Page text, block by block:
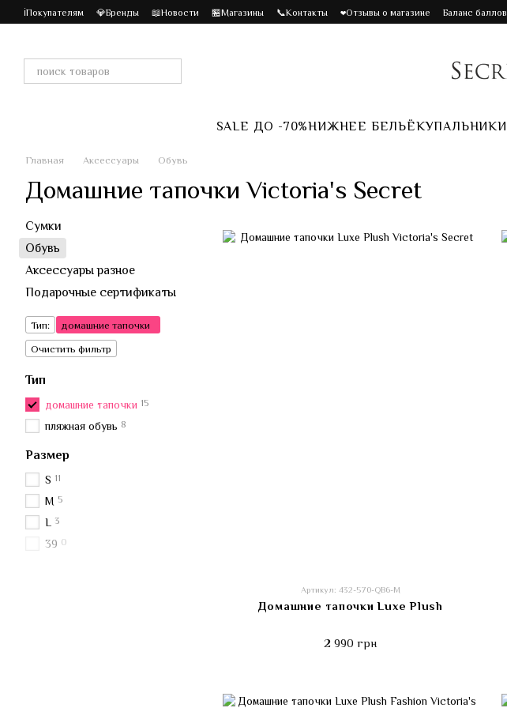
Перейти к основному контенту
ℹ️Покупателям 💎Бренды 📖Новости 🏪Магазины 📞Контакты ❤️Отзывы о магазине Баланс баллов
SALE ДО -70%НИЖНЕЕ БЕЛЬЁКУПАЛЬНИКИ
Главная Аксессуары Обувь
Домашние тапочки Victoria's Secret
Артикул: 432-570-QB6-M
Домашние тапочки Luxe Plush
2 990 грн
Сумки
Обувь
Аксессуары разное
Подарочные сертификаты
Тип:
домашние тапочки
Очистить фильтр
Тип
домашние тапочки 15
пляжная обувь 8
Размер
S 11
M 5
L 3
39 0